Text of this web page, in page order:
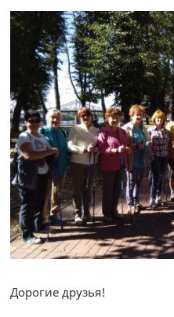
Дорогие друзья!